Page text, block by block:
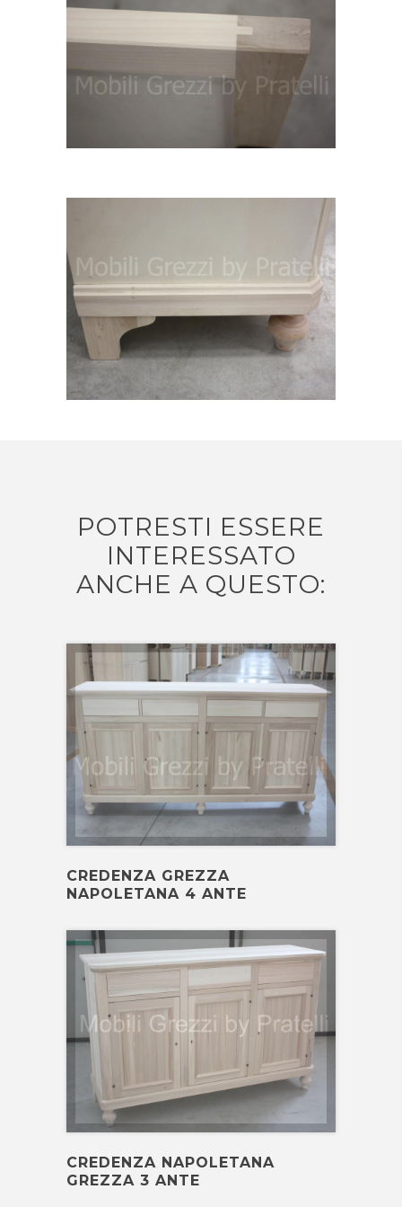
POTRESTI ESSERE
INTERESSATO
ANCHE A QUESTO:
790,00 €
CREDENZA GREZZA
NAPOLETANA 4 ANTE
710,00 €
CREDENZA NAPOLETANA
GREZZA 3 ANTE